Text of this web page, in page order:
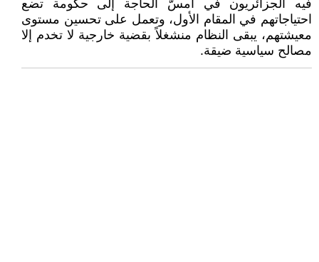
فيه الجزائريون في أمسّ الحاجة إلى حكومة تضع
احتياجاتهم في المقام الأول، وتعمل على تحسين مستوى
معيشتهم، يبقى النظام منشغلاً بقضية خارجية لا تخدم إلا
مصالح سياسية ضيقة.